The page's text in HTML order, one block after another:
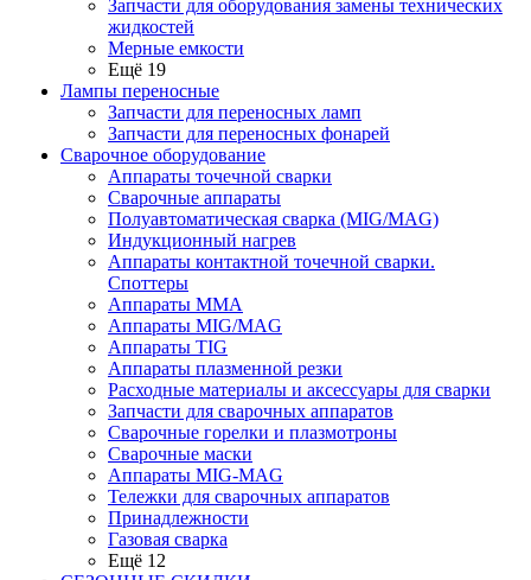
Запчасти для оборудования замены технических
жидкостей
Мерные емкости
Ещё 19
Лампы переносные
Запчасти для переносных ламп
Запчасти для переносных фонарей
Сварочное оборудование
Аппараты точечной сварки
Сварочные аппараты
Полуавтоматическая сварка (MIG/MAG)
Индукционный нагрев
Аппараты контактной точечной сварки.
Споттеры
Аппараты MMA
Аппараты MIG/MAG
Аппараты TIG
Аппараты плазменной резки
Расходные материалы и аксессуары для сварки
Запчасти для сварочных аппаратов
Сварочные горелки и плазмотроны
Сварочные маски
Аппараты MIG-MAG
Тележки для сварочных аппаратов
Принадлежности
Газовая сварка
Ещё 12